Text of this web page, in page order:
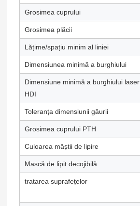
Grosimea cuprului
Grosimea plăcii
Lățime/spațiu minim al liniei
Dimensiunea minimă a burghiului
Dimensiune minimă a burghiului laser
HDI
Toleranța dimensiunii găurii
Grosimea cuprului PTH
Culoarea măștii de lipire
Mască de lipit decojibilă
tratarea suprafețelor